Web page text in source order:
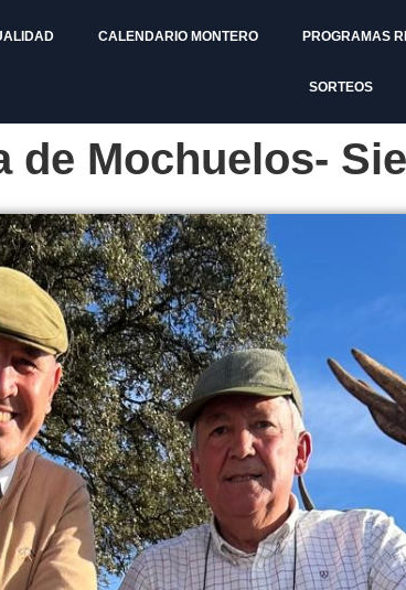
CALENDARIO MONTERO PROGRAMAS
SORTEOS
de Mochuelos-